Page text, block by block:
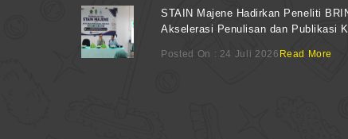
STAIN Majene Hadirkan Peneliti
Akselerasi Penulisan dan Publikasi
Posted On : 24 Juli 2026 Read More